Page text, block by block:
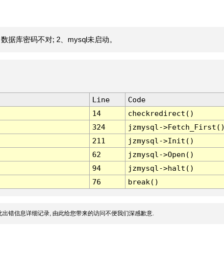
据库密码不对; 2、mysql未启动。
Line
Code
14
checkredirect()
324
jzmysql-
211
jzmysql->Init()
62
jzmysql->Open()
94
jzmysql->halt()
76 break()
错信息详细记录, 由此给您带来的访问不便我们深感歉意.